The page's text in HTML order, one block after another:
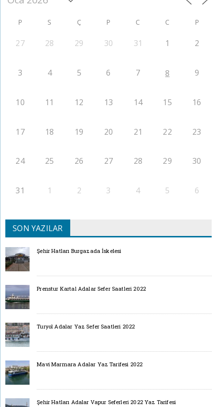
P S Ç P C C P
27 28 29 30 31 1 2
3 4 5 6 7 8 9
10 11 12 13 14 15 16
17 18 19 20 21 22 23
24 25 26 27 28 29 30
31 1 2 3 4 5 6
SON YAZILAR
Şehir Hatları Burgazada İskelesi
Prenstur Kartal Adalar Sefer Saatleri 2022
Turyol Adalar Yaz Sefer Saatleri 2022
Mavi Marmara Adalar Yaz Tarifesi 2022
Şehir Hatları Adalar Vapur Seferleri 2022 Yaz Tarifesi